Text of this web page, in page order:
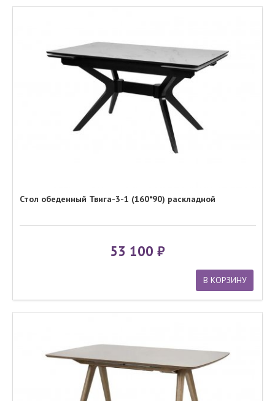
Стол обеденный Твига-3-1 (160*90) раскладной
53 100
В КОРЗИНУ